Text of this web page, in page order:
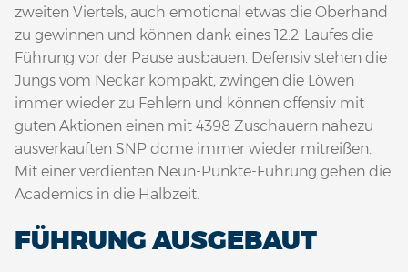
zweiten Viertels, auch emotional etwas die Oberhand
zu gewinnen und können dank eines 12:2-Laufes die
Führung vor der Pause ausbauen. Defensiv stehen die
Jungs vom Neckar kompakt, zwingen die Löwen
immer wieder zu Fehlern und können offensiv mit
guten Aktionen einen mit 4398 Zuschauern nahezu
ausverkauften SNP dome immer wieder mitreißen.
Mit einer verdienten Neun-Punkte-Führung gehen die
Academics in die Halbzeit.
FÜHRUNG AUSGEBAUT